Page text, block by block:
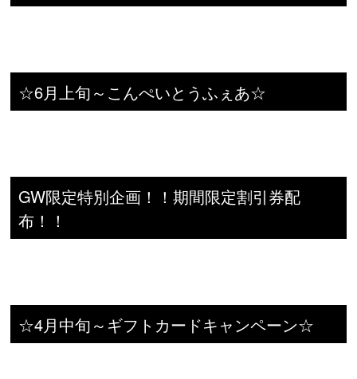
☆6月上旬～こんぺいとうふぇあ☆
GW限定特別企画！！期間限定割引券配
布！！
☆4月中旬～ギフトカードキャンペーン☆